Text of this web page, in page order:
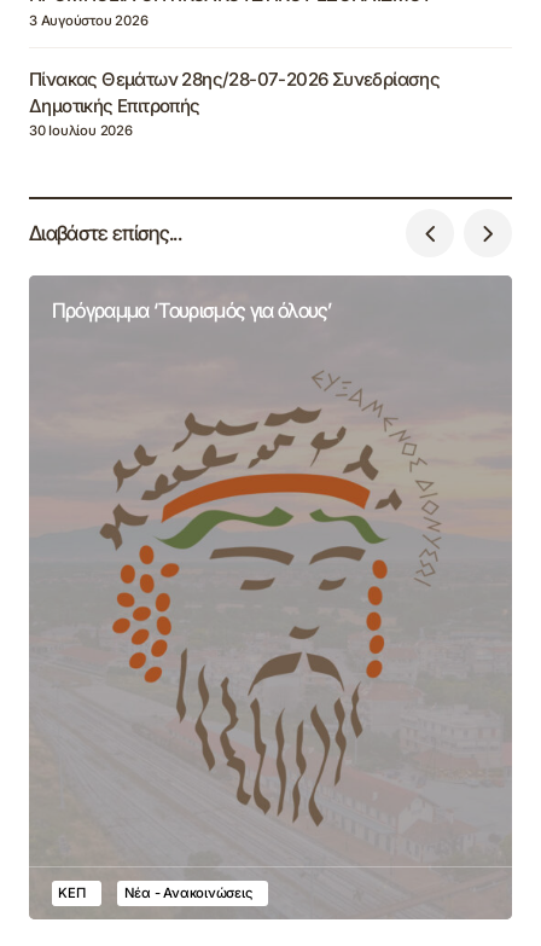
3 Αυγούστου 2026
Πίνακας Θεμάτων 28ης/28-07-2026 Συνεδρίασης
Δημοτικής Επιτροπής
30 Ιουλίου 2026
Διαβάστε επίσης...
Πρόγραμμα ‘Τουρισμός για όλους’
ΚΕΠ Νέα - Ανακοινώσεις